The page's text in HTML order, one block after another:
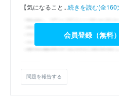
【気になること...続きを読む(全160
会員登録（無料
問題を報告する